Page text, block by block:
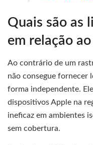
Quais são as
em relação ao
Ao contrário de um
não consegue fornecer
forma independente.
dispositivos Apple na
ineficaz em ambientes
sem cobertura.